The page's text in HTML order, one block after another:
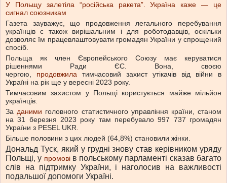
У Польщу залетіла “російська ракета”. Україна каже — це
сигнал союзникам
Газета зауважує, що продовження легального перебування
українців є також вирішальним і для роботодавців, оскільки
дозволяє їм працевлаштовувати громадян України у спрощений
спосіб.
Польща як член Європейського Союзу має керуватися
рішеннями Ради ЄС. Вона, своєю
чергою, продовжила тимчасовий захист утікачів від війни в
Україні на рік ще у вересні 2023 року.
Тимчасовим захистом у Польщі користується майже мільйон
українців.
Заданими головного статистичного управління країни, станом
на 31 березня 2023 року там перебувало 997 737 громадян
України з PESEL UKR.
Більше половини з цих людей (64,8%) становили жінки.
Дональд Туск, який у грудні знову став керівником уряду
Польщі, у промовів польському парламенті сказав багато
слів на підтримку України, і наголосив на важливості
подальшої допомоги Україні.